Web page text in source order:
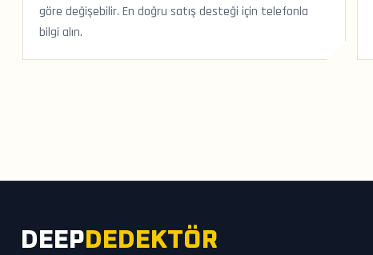
göre değişebilir. En doğru satış desteği için telefonla
bilgi alın.
DEEP DEDEKTÖR